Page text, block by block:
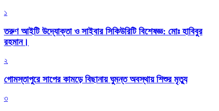
১
তরুণ আইটি উদ্যোক্তা ও সাইবার সিকিউরিটি বিশেষজ্ঞ: মোঃ হাবিবুর
রহমান।
২
গোমস্তাপুরে সাপের কামড়ে বিছানায় ঘুমন্ত অবস্থায় শিশুর মৃত্যু
৩